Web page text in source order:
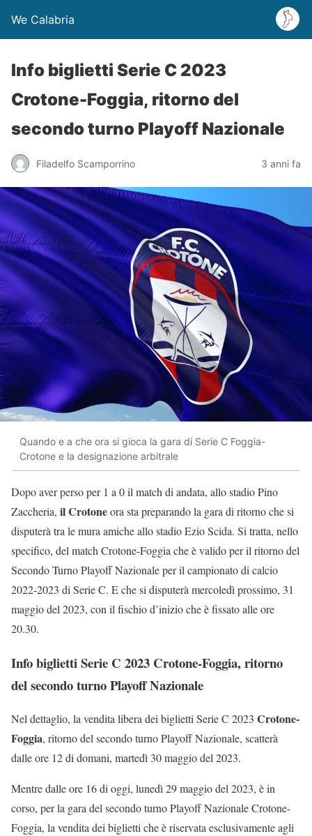
We Calabria
Info biglietti Serie C 2023
Crotone-Foggia, ritorno del
secondo turno Playoff Nazionale
Filadelfo Scamporrino 3 anni fa
Quando e a che ora si gioca la gara di Serie C Foggia-
Crotone e la designazione arbitrale
Dopo aver perso per 1 a 0 il match di andata, allo stadio Pino
Zaccheria, il Crotoneora sta preparando la gara di ritorno che si
disputerà tra le mura amiche allo stadio Ezio Scida. Si tratta, nello
specifico, del match Crotone-Foggia che è valido per il ritorno del
Secondo Turno Playoff Nazionale per il campionato di calcio
2022-2023 di Serie C. E che si disputerà mercoledì prossimo, 31
maggio del 2023, con il fischio d’inizio che è fissato alle ore
20.30.
Info biglietti Serie C 2023 Crotone-Foggia, ritorno
del secondo turno Playoff Nazionale
Nel dettaglio, la vendita libera dei biglietti Serie C 2023 Crotone-
Foggia, ritorno del secondo turno Playoff Nazionale, scatterà
dalle ore 12 di domani, martedì 30 maggio del 2023.
Mentre dalle ore 16 di oggi, lunedì 29 maggio del 2023, è in
corso, per la gara del secondo turno Playoff Nazionale Crotone-
Foggia, la vendita dei biglietti che è riservata esclusivamente agli